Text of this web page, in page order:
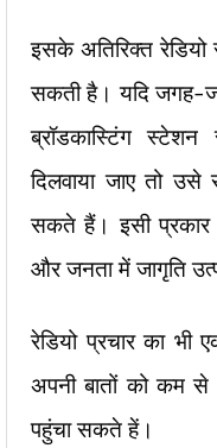
इसके अतिरिक्त
सकती है। यदि जगह-
ब्रॉडकास्टिंग स्टेशन
दिलवाया जाए तो
सकते हैं। इसी प्रकार
और जनता में जागृति
रेडियो प्रचार का भी
अपनी बातों को कम
पहुंचा सकते हें।